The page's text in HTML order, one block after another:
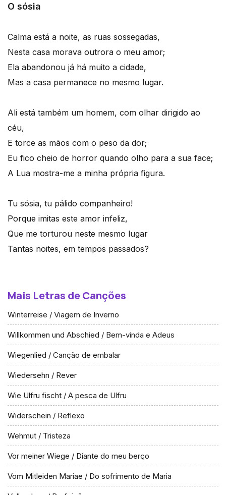
O sósia
Calma está a noite, as ruas sossegadas,
Nesta casa morava outrora o meu amor;
Ela abandonou já há muito a cidade,
Mas a casa permanece no mesmo lugar.
Ali está também um homem, com olhar dirigido ao
céu,
E torce as mãos com o peso da dor;
Eu fico cheio de horror quando olho para a sua face;
A Lua mostra-me a minha própria figura.
Tu sósia, tu pálido companheiro!
Porque imitas este amor infeliz,
Que me torturou neste mesmo lugar
Tantas noites, em tempos passados?
Mais Letras de Canções
Winterreise / Viagem de Inverno
Willkommen und Abschied / Bem-vinda e Adeus
Wiegenlied / Canção de embalar
Wiedersehn / Rever
Wie Ulfru fischt / A pesca de Ulfru
Widerschein / Reflexo
Wehmut / Tristeza
Vor meiner Wiege / Diante do meu berço
Vom Mitleiden Mariae / Do sofrimento de Maria